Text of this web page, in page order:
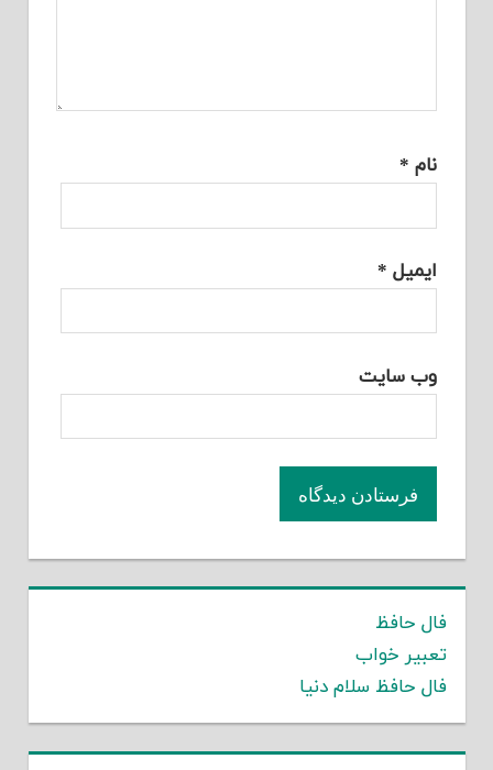
نام *
ایمیل *
وب‌ سایت
فال حافظ
تعبیر خواب
فال حافظ سلام دنیا